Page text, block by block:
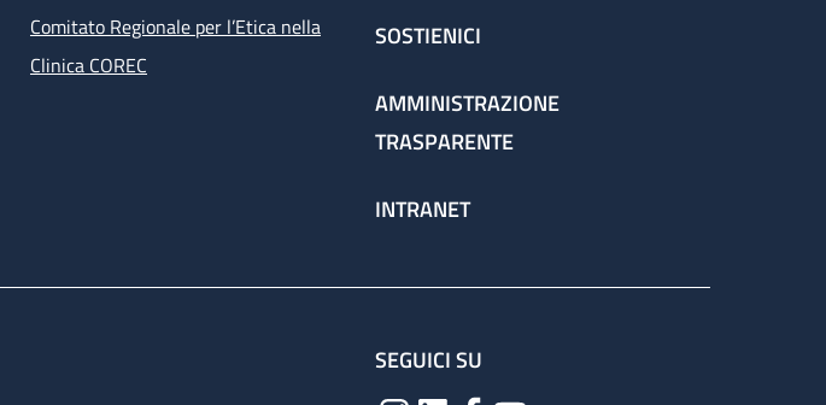
Comitato Regionale per l’Etica nella
Clinica COREC
SOSTIENICI
AMMINISTRAZIONE
TRASPARENTE
INTRANET
SEGUICI SU